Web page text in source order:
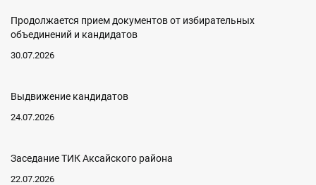
Продолжается прием документов от избирательных
объединений и кандидатов
30.07.2026
Выдвижение кандидатов
24.07.2026
Заседание ТИК Аксайского района
22.07.2026